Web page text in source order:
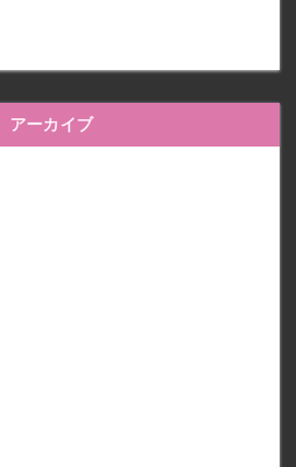
アーカイブ